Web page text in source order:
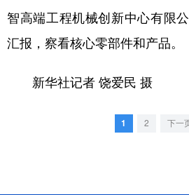
文化产业
地方频道
智高端工程机械创新中心有限
汇报，察看核心零部件和产品。
新华社记者 饶爱民 摄
1 2 下一